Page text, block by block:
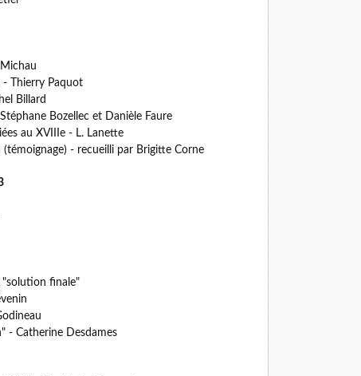
Thierry Paquot
Billard
Bozellec et Danièle Faure
au XVIIIe - L. Lanette
- recueilli par Brigitte Corne
"solution finale"
- Catherine Desdames